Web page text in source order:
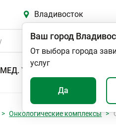
Владивосток
МЕД. УСЛУГИ
Ваш город
От выбора города
услуг
Да
Онкологические комплексы